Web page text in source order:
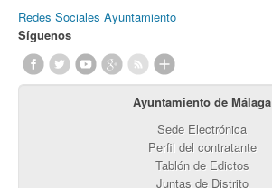
Redes Sociales Ayuntamiento
Síguenos
Ayuntamiento de Málaga
Sede Electrónica
Perfil del contratante
Tablón de Edictos
Juntas de Distrito